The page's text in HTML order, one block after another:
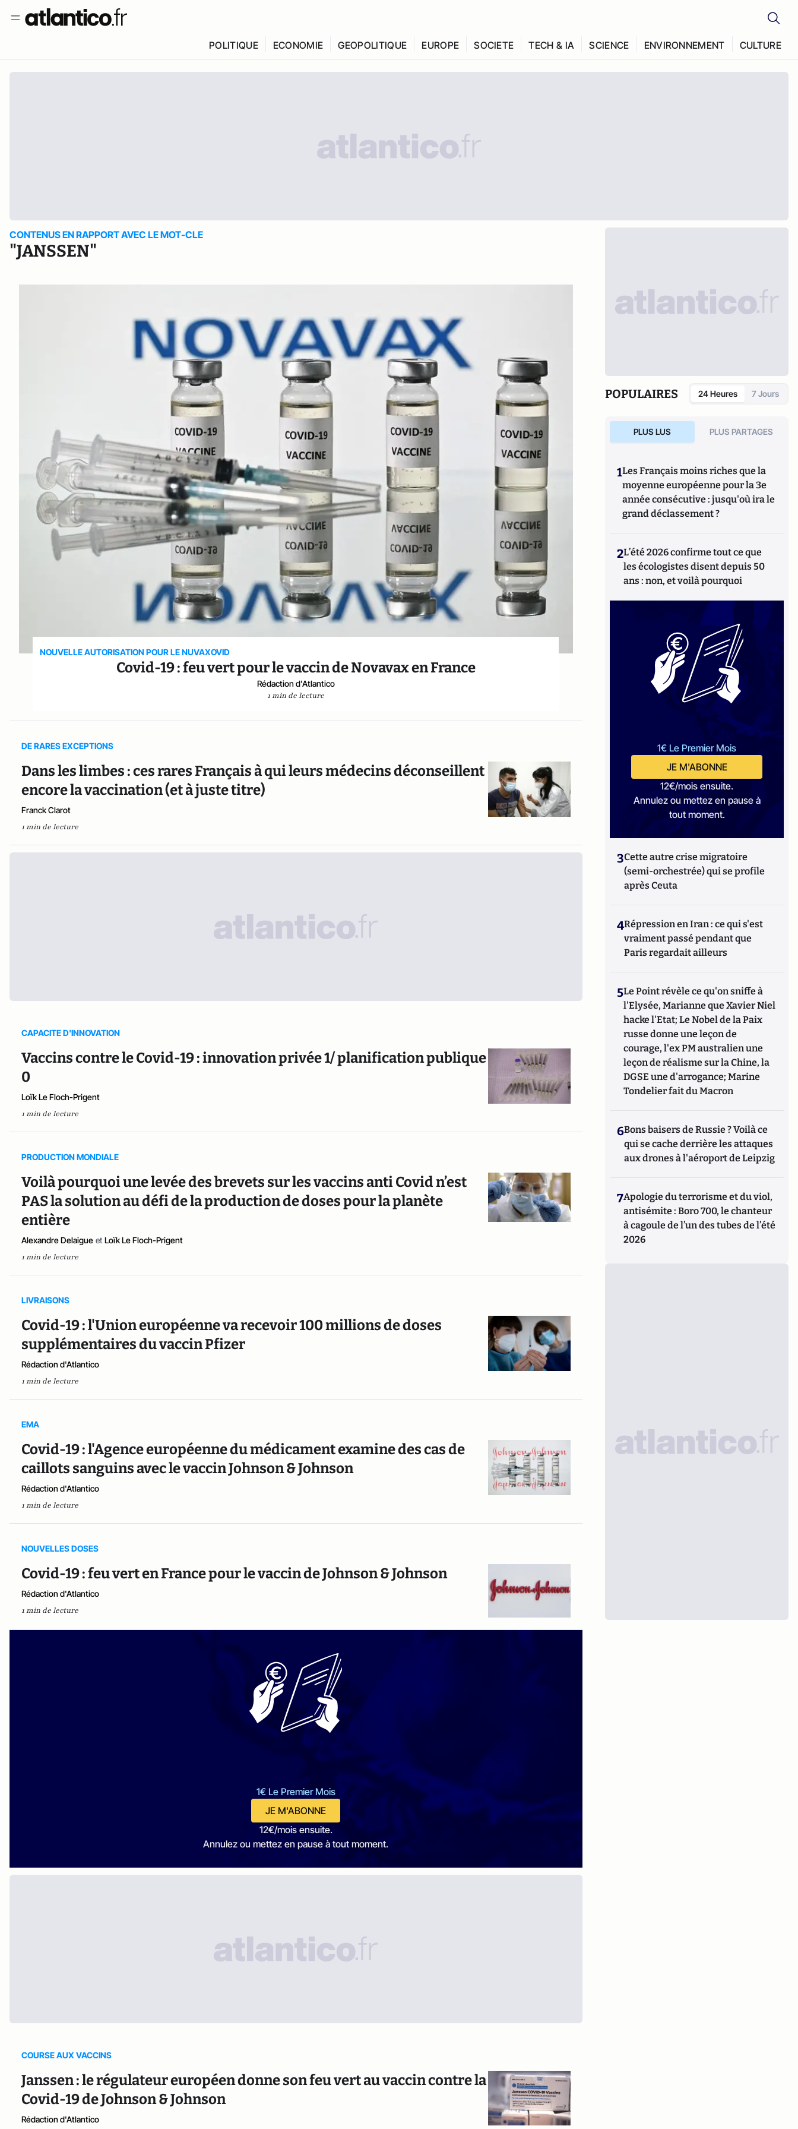
POLITIQUE ECONOMIE GEOPOLITIQUE EUROPE SOCIETE TECH & IA SCIENCE ENVIRONNEMENT CULTURE
CONTENUS EN RAPPORT AVEC LE MOT-CLE
"JANSSEN"
NOUVELLE AUTORISATION POUR LE NUVAXOVID
Covid-19 : feu vert pour le vaccin de Novavax en France
Rédaction d'Atlantico
1 min de lecture
DE RARES EXCEPTIONS
Dans les limbes : ces rares Français à qui leurs médecins déconseillent
encore la vaccination (et à juste titre)
Franck Clarot
1 min de lecture
CAPACITE D'INNOVATION
Vaccins contre le Covid-19 : innovation privée 1/ planification publique
0
Loïk Le Floch-Prigent
1 min de lecture
PRODUCTION MONDIALE
Voilà pourquoi une levée des brevets sur les vaccins anti Covid n’est
PAS la solution au défi de la production de doses pour la planète
entière
Alexandre Delaigue et Loïk Le Floch-Prigent
1 min de lecture
LIVRAISONS
Covid-19 : l'Union européenne va recevoir 100 millions de doses
supplémentaires du vaccin Pfizer
Rédaction d'Atlantico
1 min de lecture
EMA
Covid-19 : l'Agence européenne du médicament examine des cas de
caillots sanguins avec le vaccin Johnson & Johnson
Rédaction d'Atlantico
1 min de lecture
NOUVELLES DOSES
Covid-19 : feu vert en France pour le vaccin de Johnson & Johnson
Rédaction d'Atlantico
1 min de lecture
1€ Le Premier Mois
JE M'ABONNE
12€/mois ensuite.
Annulez ou mettez en pause à tout moment.
COURSE AUX VACCINS
Janssen : le régulateur européen donne son feu vert au vaccin contre la
Covid-19 de Johnson & Johnson
Rédaction d'Atlantico
POPULAIRES 24 Heures 7 Jours
PLUS LUS PLUS PARTAGES
1Les Français moins riches que la
moyenne européenne pour la 3e
année consécutive : jusqu'où ira le
grand déclassement ?
2L’été 2026 confirme tout ce que
les écologistes disent depuis 50
ans : non, et voilà pourquoi
1€ Le Premier Mois
JE M'ABONNE
12€/mois ensuite.
Annulez ou mettez en pause à
tout moment.
3Cette autre crise migratoire
(semi-orchestrée) qui se profile
après Ceuta
4Répression en Iran : ce qui s'est
vraiment passé pendant que
Paris regardait ailleurs
5Le Point révèle ce qu'on sniffe à
l'Elysée, Marianne que Xavier Niel
hacke l'Etat; Le Nobel de la Paix
russe donne une leçon de
courage, l'ex PM australien une
leçon de réalisme sur la Chine, la
DGSE une d'arrogance; Marine
Tondelier fait du Macron
6Bons baisers de Russie ? Voilà ce
qui se cache derrière les attaques
aux drones à l'aéroport de Leipzig
7Apologie du terrorisme et du viol,
antisémite : Boro 700, le chanteur
à cagoule de l’un des tubes de l’été
2026